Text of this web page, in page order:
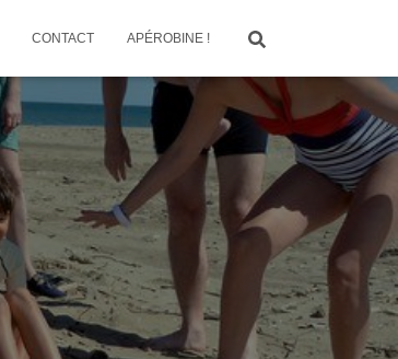
CONTACT APÉROBINE !